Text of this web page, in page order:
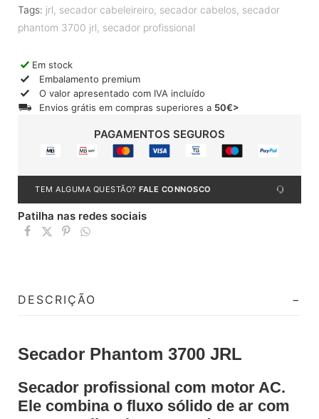
Tags: jrl, secador cabeleireiro, secador cabelos, secador
phantom 3700 jrl, secador profissional
Em stock
Embalamento premium
O valor apresentado com IVA incluído
Envios grátis em compras superiores a 50€>
PAGAMENTOS SEGUROS
TEM ALGUMA QUESTÃO? FALE CONNOSCO
Patilha nas redes sociais
DESCRIÇÃO
Secador Phantom 3700 JRL
Secador profissional com motor AC.
Ele combina o fluxo sólido de ar com